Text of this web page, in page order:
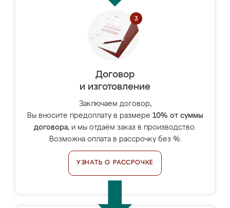
Договор
и изготовление
Заключаем договор,
Вы вносите предоплату в размере 10% от суммы
договора, и мы отдаём заказ в производство.
Возможна оплата в рассрочку без %.
УЗНАТЬ О РАССРОЧКЕ